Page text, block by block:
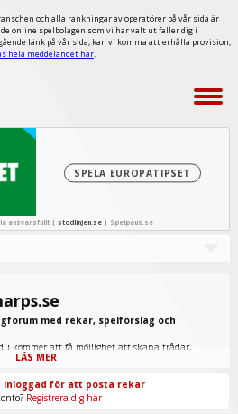
och alla rankningar av operatörer på vår sida är
online spelbolagen som vi har valt ut faller dig i
länk på vår sida, kan vi komma att erhålla provision,
hela meddelandet här.
SPELA EUROPATIPSET
ansvarsfullt | stodlinjen.se| Spelpaus.se
med rekar, spelförslag och
du kommer att få möjlighet att skapa trådar,
och mycket annat.
LÄS MER
inloggad för att posta rekar
Registrera dig här